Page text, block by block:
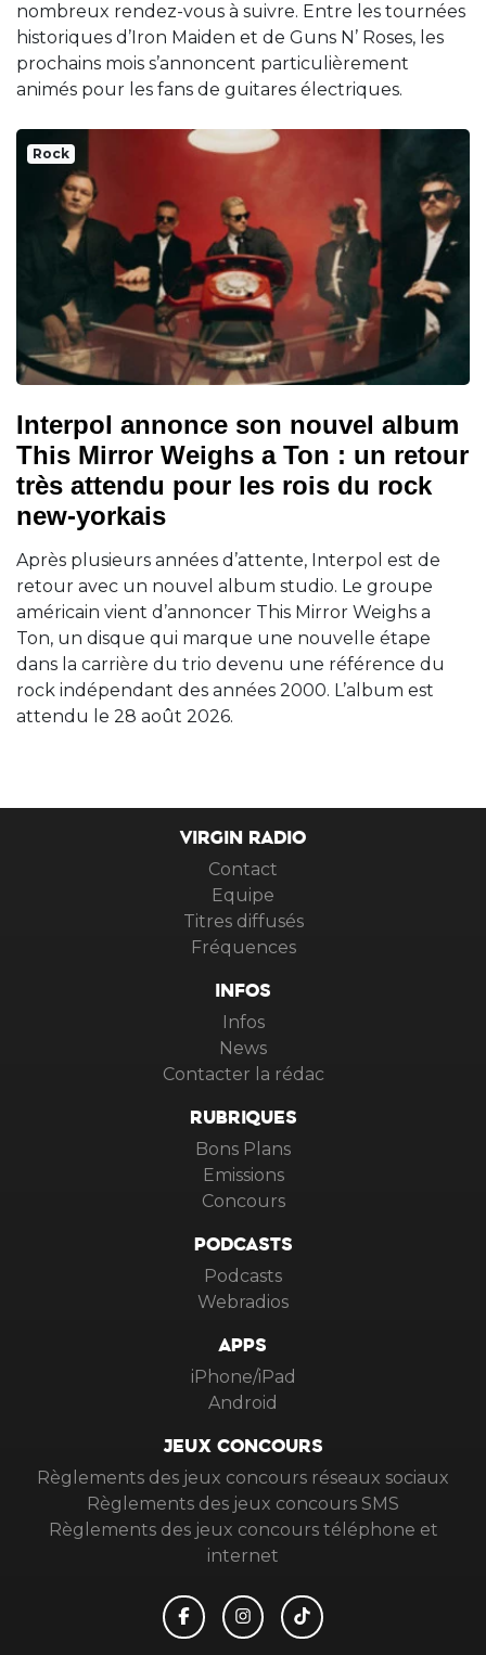
nombreux rendez-vous à suivre. Entre les tournées
historiques d’Iron Maiden et de Guns N’ Roses, les
prochains mois s’annoncent particulièrement
animés pour les fans de guitares électriques.
Rock
Interpol annonce son nouvel album
This Mirror Weighs a Ton : un retour
très attendu pour les rois du rock
new-yorkais
Après plusieurs années d’attente, Interpol est de
retour avec un nouvel album studio. Le groupe
américain vient d’annoncer This Mirror Weighs a
Ton, un disque qui marque une nouvelle étape
dans la carrière du trio devenu une référence du
rock indépendant des années 2000. L’album est
attendu le 28 août 2026.
VIRGIN RADIO
Contact
Equipe
Titres diffusés
Fréquences
INFOS
Infos
News
Contacter la rédac
RUBRIQUES
Bons Plans
Emissions
Concours
PODCASTS
Podcasts
Webradios
APPS
iPhone/iPad
Android
JEUX CONCOURS
Règlements des jeux concours réseaux sociaux
Règlements des jeux concours SMS
Règlements des jeux concours téléphone et
internet